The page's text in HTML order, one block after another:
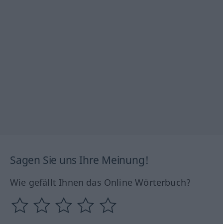
Sagen Sie uns Ihre Meinung!
Wie gefällt Ihnen das Online Wörterbuch?